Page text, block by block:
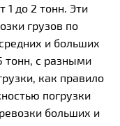
1 до 2 тонн. Эти
грузов по
и больших
тонн, с разными
как правило
погрузки
больших и